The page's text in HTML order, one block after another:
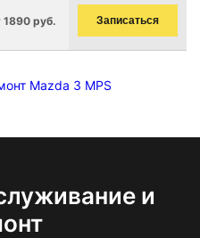
1890 руб. Записаться
Mazda 3 MPS
и